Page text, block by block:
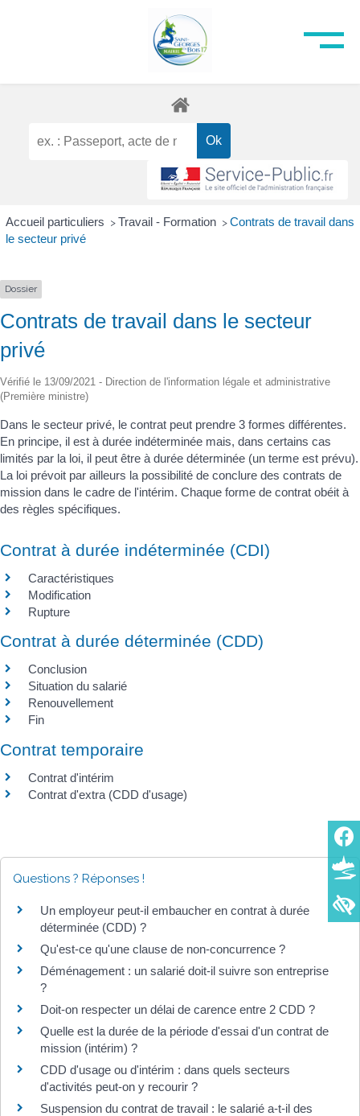
Accueil particuliers > Travail - Formation > Contrats de travail dans
le secteur privé
Dossier
Contrats de travail dans le secteur
privé
Vérifié le 13/09/2021 - Direction de l'information légale et administrative
(Première ministre)
Dans le secteur privé, le contrat peut prendre 3 formes différentes.
En principe, il est à durée indéterminée mais, dans certains cas
limités par la loi, il peut être à durée déterminée (un terme est prévu).
La loi prévoit par ailleurs la possibilité de conclure des contrats de
mission dans le cadre de l'intérim. Chaque forme de contrat obéit à
des règles spécifiques.
Contrat à durée indéterminée (CDI)
Caractéristiques
Modification
Rupture
Contrat à durée déterminée (CDD)
Conclusion
Situation du salarié
Renouvellement
Fin
Contrat temporaire
Contrat d'intérim
Contrat d'extra (CDD d'usage)
Questions ? Réponses !
Un employeur peut-il embaucher en contrat à durée
déterminée (CDD) ?
Qu'est-ce qu'une clause de non-concurrence ?
Déménagement : un salarié doit-il suivre son entreprise
?
Doit-on respecter un délai de carence entre 2 CDD ?
Quelle est la durée de la période d'essai d'un contrat de
mission (intérim) ?
CDD d'usage ou d'intérim : dans quels secteurs
d'activités peut-on y recourir ?
Suspension du contrat de travail : le salarié a-t-il des